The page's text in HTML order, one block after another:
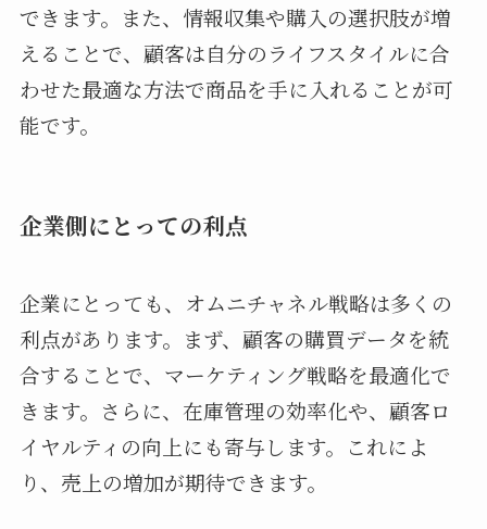
できます。また、情報収集や購入の選択肢が増
えることで、顧客は自分のライフスタイルに合
わせた最適な方法で商品を手に入れることが可
能です。
企業側にとっての利点
企業にとっても、オムニチャネル戦略は多くの
利点があります。まず、顧客の購買データを統
合することで、マーケティング戦略を最適化で
きます。さらに、在庫管理の効率化や、顧客ロ
イヤルティの向上にも寄与します。これによ
り、売上の増加が期待できます。